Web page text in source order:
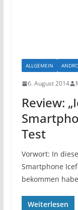
ALLGEMEIN
6. August 2014
Review:
Test
Vorwort: In
Smartphone
bekommen
Weiterlesen